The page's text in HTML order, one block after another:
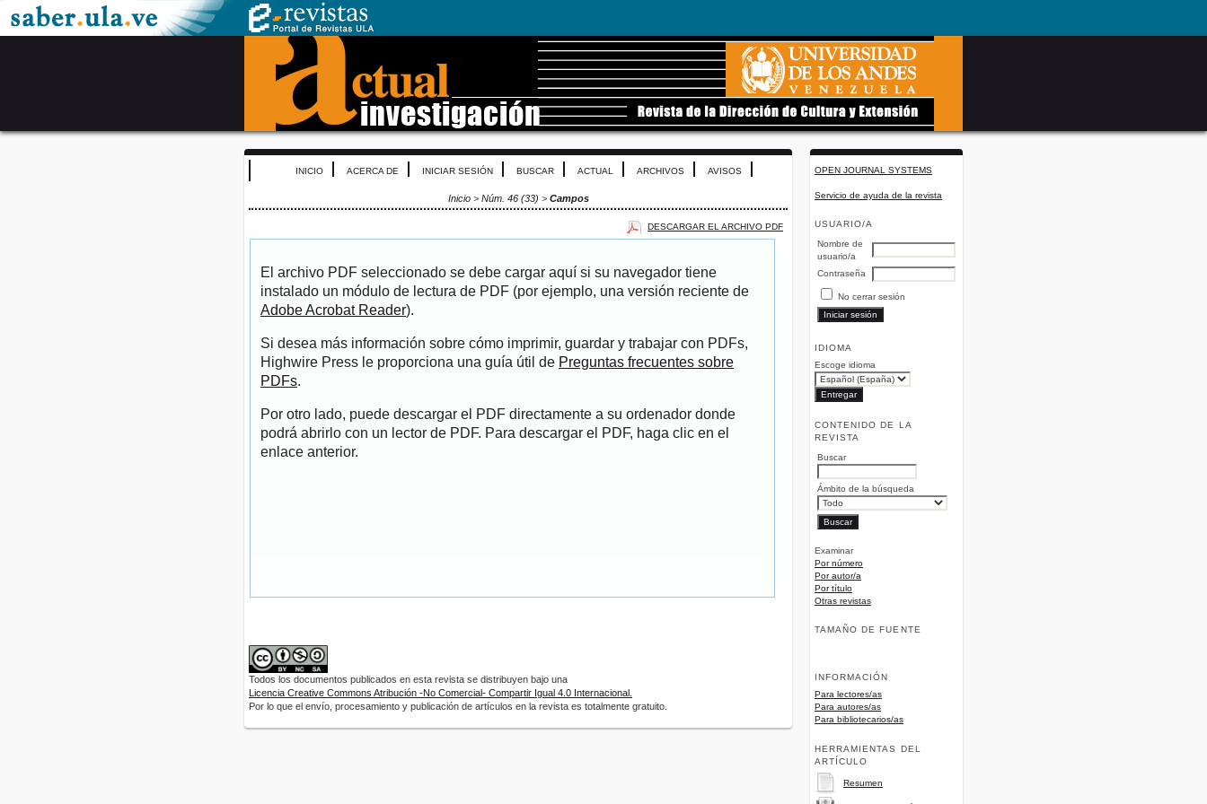
OPEN JOURNAL SYSTEMS
Servicio de ayuda de la revista
USUARIO/A
Nombre de
usuario/a
Contraseña
No cerrar sesión
IDIOMA
Escoge idioma
CONTENIDO DE LA
REVISTA
Buscar
Ámbito de la búsqueda
Examinar
Por número
Por autor/a
Por título
Otras revistas
TAMAÑO DE FUENTE
INFORMACIÓN
Para lectores/as
Para autores/as
Para bibliotecarios/as
HERRAMIENTAS DEL
ARTÍCULO
Resumen
INICIO ACERCA DE INICIAR SESIÓN BUSCAR ACTUAL ARCHIVOS AVISOS
Inicio> Núm. 46 (33) > Campos
DESCARGAR EL ARCHIVO PDF
El archivo PDF seleccionado se debe cargar aquí si su navegador tiene
instalado un módulo de lectura de PDF (por ejemplo, una versión reciente de
Adobe Acrobat Reader).
Si desea más información sobre cómo imprimir, guardar y trabajar con PDFs,
Highwire Press le proporciona una guía útil de Preguntas frecuentes sobre
PDFs.
Por otro lado, puede descargar el PDF directamente a su ordenador donde
podrá abrirlo con un lector de PDF. Para descargar el PDF, haga clic en el
enlace anterior.
Todos los documentos publicados en esta revista se distribuyen bajo una
Licencia Creative Commons Atribución -No Comercial- Compartir Igual 4.0 Internacional.
Por lo que el envío, procesamiento y publicación de artículos en la revista es totalmente gratuito.